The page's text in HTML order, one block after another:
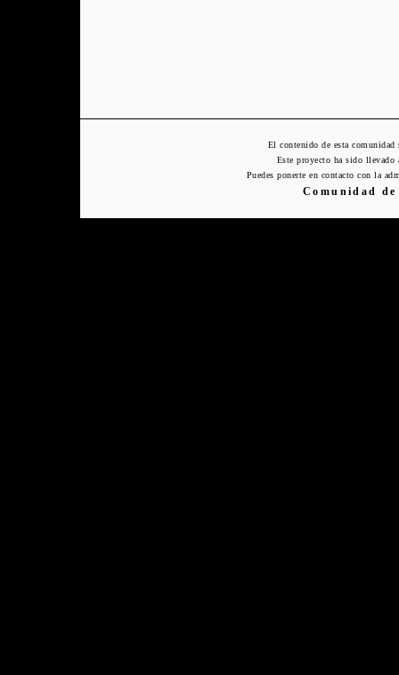
El contenido de esta
Este proyecto ha sido
Puedes ponerte en contacto con la
Comunidad